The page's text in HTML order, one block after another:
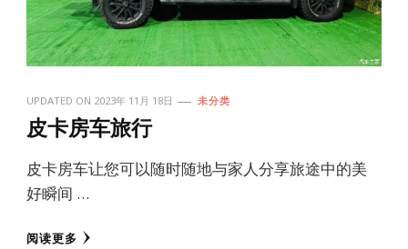
UPDATED ON 2023年 11月 18日 未分类
皮卡房车旅行
皮卡房车让您可以随时随地与家人分享旅途中的美
好瞬间 …
阅读更多